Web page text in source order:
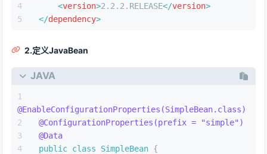
<version>2.2.2.RELEASE</version>
</dependency>
2.定义JavaBean
JAVA
@EnableConfigurationProperties(SimpleBean.class)
@ConfigurationProperties(prefix = "simple")
@Data
public class SimpleBean {